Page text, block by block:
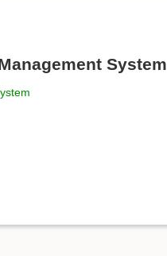
System